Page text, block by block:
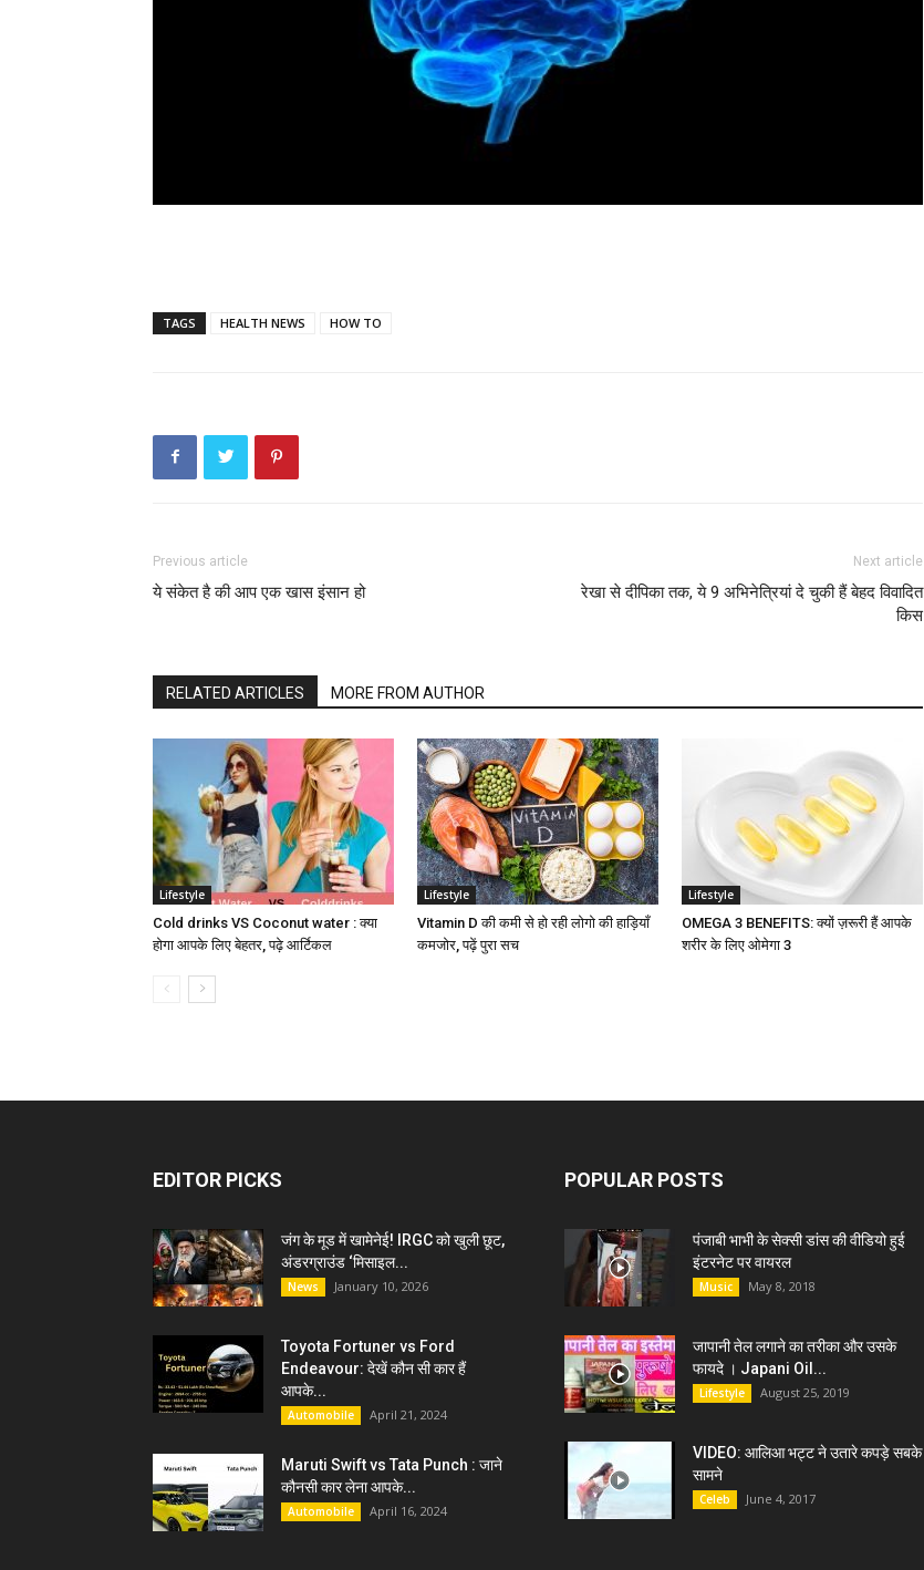
TAGS HEALTH NEWS HOW TO
Previous article
ये संकेत है की आप एक खास इंसान हो
Next article
रेखा से दीपिका तक, ये 9 अभिनेत्रियां दे चुकी हैं बेहद विवादित
किस
RELATED ARTICLES MORE FROM AUTHOR
Lifestyle
Cold drinks VS Coconut water : क्या
होगा आपके लिए बेहतर, पढ़े आर्टिकल
Lifestyle
Vitamin D की कमी से हो रही लोगो की हाड़ियाँ
कमजोर, पढ़ें पुरा सच
Lifestyle
OMEGA 3 BENEFITS: क्यों ज़रूरी हैं आपके
शरीर के लिए ओमेगा 3
EDITOR PICKS
जंग के मूड में खामेनेई! IRGC को खुली छूट,
अंडरग्राउंड ‘मिसाइल...
News January 10, 2026
Toyota Fortuner vs Ford
Endeavour: देखें कौन सी कार हैं
आपके...
Automobile April 21, 2024
Maruti Swift vs Tata Punch : जाने
कौनसी कार लेना आपके...
Automobile April 16, 2024
POPULAR POSTS
पंजाबी भाभी के सेक्सी डांस की वीडियो हुई
इंटरनेट पर वायरल
Music May 8, 2018
जापानी तेल लगाने का तरीका और उसके
फायदे । Japani Oil...
Lifestyle August 25, 2019
VIDEO: आलिआ भट्ट ने उतारे कपड़े सबके
सामने
Celeb June 4, 2017